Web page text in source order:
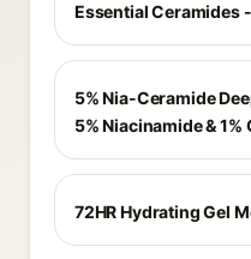
Essential Ceramides
5% Nia-Ceramide
5% Niacinamide &
72HR Hydrating Gel